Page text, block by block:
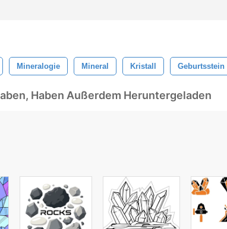
Mineralogie Mineral Kristall Geburtsstein
Haben Außerdem Heruntergeladen